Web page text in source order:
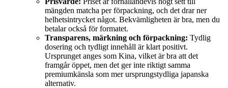
mängden matcha per förpackning, och det drar ner
helhetsintrycket något. Bekvämligheten är bra, men du
betalar också för formatet.
Transparens, märkning och förpackning: Tydlig
dosering och tydligt innehåll är klart positivt.
Ursprunget anges som Kina, vilket är bra att det
framgår öppet, men det ger inte riktigt samma
premiumkänsla som mer ursprungstydliga japanska
alternativ.